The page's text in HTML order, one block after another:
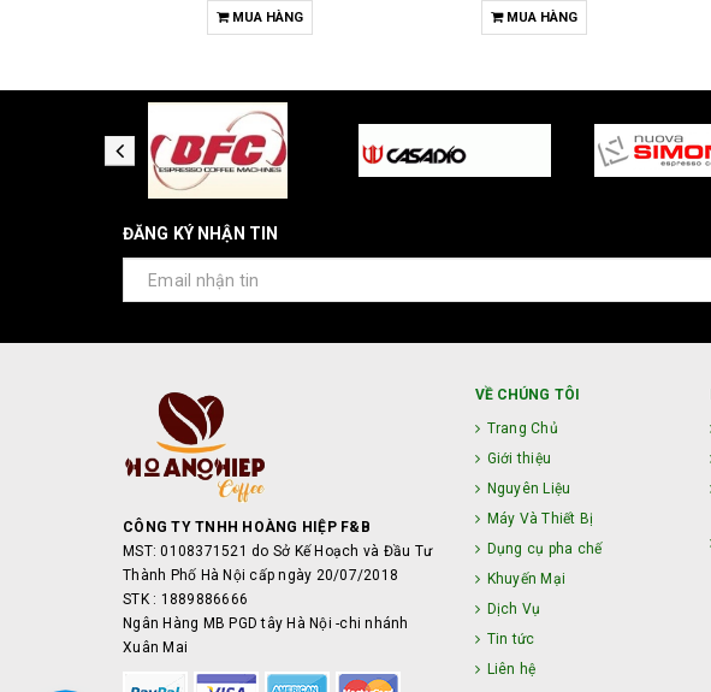
MUA HÀNG MUA HÀNG
ĐĂNG KÝ NHẬN TIN
CÔNG TY TNHH HOÀNG HIỆP F&B
MST: 0108371521 do Sở Kế Hoạch và Đầu Tư
Thành Phố Hà Nội cấp ngày 20/07/2018
STK : 1889886666
Ngân Hàng MB PGD tây Hà Nội -chi nhánh
Xuân Mai
VỀ CHÚNG TÔI
Trang Chủ
Giới thiệu
Nguyên Liệu
Máy Và Thiết Bị
Dụng cụ pha chế
Khuyến Mại
Dịch Vụ
Tin tức
Liên hệ